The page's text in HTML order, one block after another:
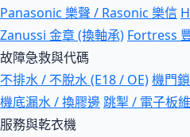
Panasonic 樂聲 / Rasonic 樂信
Zanussi 金章 (換軸承) Fortress
故障急救與代碼
不排水 / 不脫水 (E18 / OE)機門
機底漏水 / 換膠邊跳掣 / 電子板
服務與乾衣機